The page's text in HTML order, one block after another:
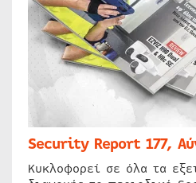
Security Report 177,
Κυκλοφορεί σε όλα τα